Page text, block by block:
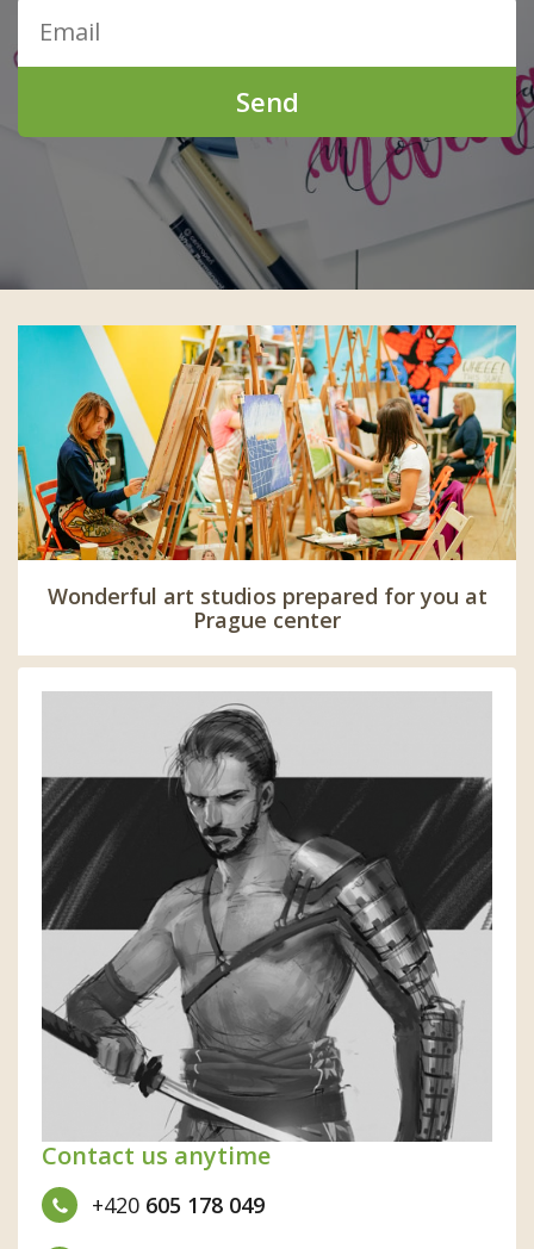
Send
Wonderful art studios prepared for you at
Prague center
Contact us anytime
+420 605 178 049